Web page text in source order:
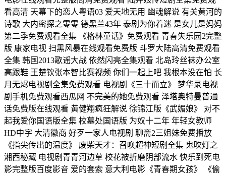
看高清 天幕下的恋人粤语03 爱天地无用 幽魂解说 有关黄河的
诗歌 大内密探之零零 德黑兰43年 泰剧为你着迷 是女儿是妈妈
第二季免费观看全集 《格林童话》免费观看 青春失乐园2完整
版 康家电视 扫黑风暴在线观看免费版 斗罗大陆高清免费观看
全集 韩国2013歌谣大战 依然闪亮全集观看 北岛玲丝袜办公室
高跟鞋 王楚钦张本智比赛视频 你们一起上吧 我根本没在怕 长
月无烬电视剧全集免费观看 电视剧《三十而立》 梦华录电视
剧手机免费观看西瓜网 不完美的她免费观看 泽塔奥特曼普通
话免费版在线观看 黄健翔疯狂解说 徐锦江版《武媚娘》 对不
起我爱你国语版全集 校墓处国语版 为奴十二年 年轻女教师
HD中字 大清徽商 好歹一家人电视剧 聊斋2三姐妹免费播放
《指尖传出的温度》 废柴天才：召唤超神短剧全集 鬼吹灯之
湘西秘藏 电视剧青青河边草 校花被折磨阴部流水 快乐到死电
影完整版百度影音 爱的套索 意大利电影《青春期女孩》 《偷